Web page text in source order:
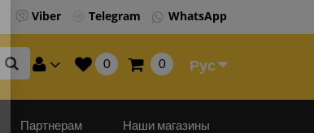
Viber Telegram WhatsApp
0 0 Рус
Партнерам Наши магазины